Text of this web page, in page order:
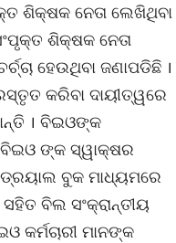
ଶିକ୍ଷକ ନେତା ଲେଖିଥିବା
ଶିକ୍ଷକ ନେତା
ହେଉଥିବା ଜଣାପଡିଛି ।
କରିବା ଦାୟୀତ୍ୱରେ
। ବିଇଓଙ୍କ
ବିଇଓ ଙ୍କ ସ୍ୱାକ୍ଷର
ଡ୍ରୟାଲ ବୁକ ମାଧ୍ୟମରେ
ବିଲ ସଂକ୍ରାନ୍ତୀୟ
କର୍ମଚାରୀ ମାନଙ୍କ